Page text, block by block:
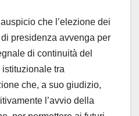
che l’elezione dei
presidenza avvenga per
di continuità del
tra
che, a suo giudizio,
l’avvio della